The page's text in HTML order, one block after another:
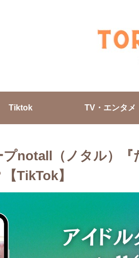
Tiktok TV・エンタメ
notall（ノタル）『
TikTok】